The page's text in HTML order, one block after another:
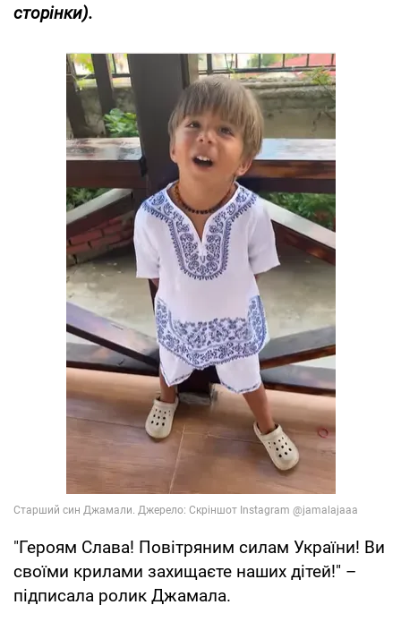
сторінки).
"Героям Слава! Повітряним силам України! Ви
своїми крилами захищаєте наших дітей!" –
підписала ролик Джамала.